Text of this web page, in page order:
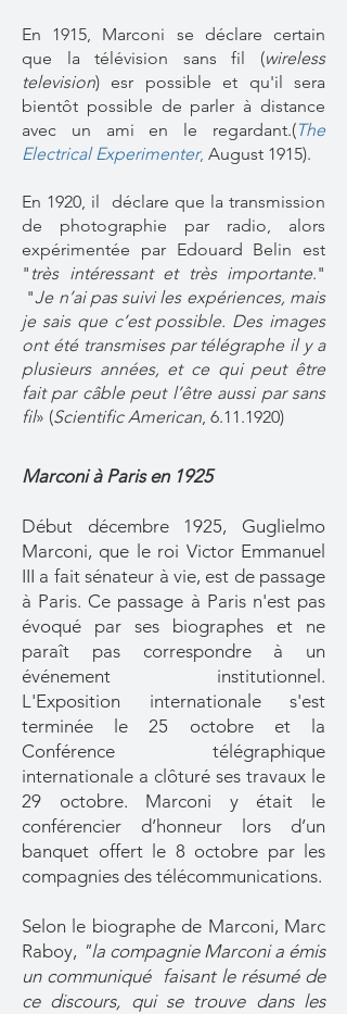
En 1915, Marconi se déclare certain
que la télévision sans fil (wireless
television) esr possible et qu'il sera
bientôt possible de parler à distance
avec un ami en le regardant.(The
Electrical Experimenter, August 1915).
En 1920, il déclare que la transmission
de photographie par radio, alors
expérimentée par Edouard Belin est
" très intéressant et très importante."
"Je n’ai pas suivi les expériences, mais
je sais que c’est possible. Des images
ont été transmises par télégraphe il y a
plusieurs années, et ce qui peut être
fait par câble peut l’être aussi par sans
fil» (Scientific American, 6.11.1920)
Marconi à Paris en 1925
Début décembre 1925, Guglielmo
Marconi, que le roi Victor Emmanuel
III a fait sénateur à vie, est de passage
à Paris. Ce passage à Paris n'est pas
évoqué par ses biographes et ne
paraît pas correspondre à un
événement institutionnel.
L'Exposition internationale s'est
terminée le 25 octobre et la
Conférence télégraphique
internationale a clôturé ses travaux le
29 octobre. Marconi y était le
conférencier d’honneur lors d’un
banquet offert le 8 octobre par les
compagnies des télécommunications.
Selon le biographe de Marconi, Marc
Raboy, "la compagnie Marconi a émis
un communiqué faisant le résumé de
ce discours, qui se trouve dans les